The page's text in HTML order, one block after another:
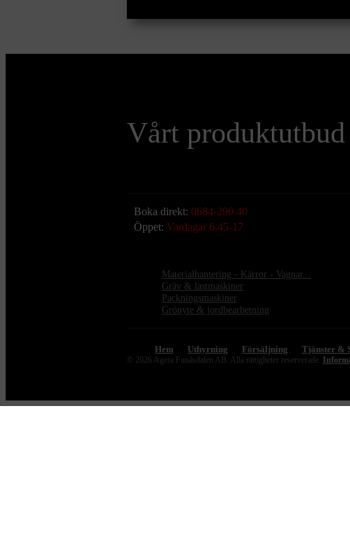
Vårt produktutbud
Boka direkt: 0684-290 40
Öppet: Vardagar 6.45-17
Materialhantering - Kärror - Vagnar...
Gräv & lastmaskiner
Packningsmaskiner
Grönyte & jordbearbetning
Hem Uthyrning Försäljning Tjänster &
© 2026 Agera Funäsdalen AB. Alla rättigheter reserverade.